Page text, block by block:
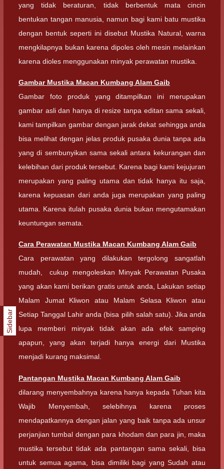
yang tidak beraturan, tidak berbentuk mata cincin
bentukan tangan manusia, namun bagi kami batu mustika
dengan bentuk seperti ini disebut Mustika Natural, warna
mengkilapnya bukan karena dipoles oleh mesin melainkan
karena dioles menggunakan minyak perawatan mustika.
Gambar Mustika Macan Kumbang Alam Gaib
Gambar foto produk yang ditampilkan ini merupakan
gambar asli dan hanya di resize tanpa editan sama sekali,
kami tampilkan gambar dengan jarak dekat sehingga anda
bisa melihat dengan jelas produk pusaka dunia tanpa ada
yang di sembunyikan sama sekali antara kekurangan dan
kelebihan dari produk tersebut. Karena bagi kami kejujuran
merupakan yang paling utama dan tidak hanya itu saja,
karena kepuasan dari anda juga merupakan yang paling
utama. Karena itulah pusaka dunia bukan mengutamakan
keuntungan semata.
Cara Perawatan Mustika Macan Kumbang Alam Gaib
Cara perawatan yang dilakukan tergolong sangatlah
mudah, cukup mengoleskan Minyak Perawatan Pusaka
yang akan kami berikan gratis untuk anda, Lakukan setiap
Malam Jumat Kliwon atau Malam Selasa Kliwon atau
Setiap Tanggal Lahir anda (bisa pilih salah satu). Jika anda
lupa memberi minyak tidak akan ada efek samping
apapun, yang akan terjadi hanya energi dari Mustika
menjadi kurang maksimal.
Pantangan Mustika Macan Kumbang Alam Gaib
dilarang menyembahnya karena hanya kepada Tuhan kita
Wajib Menyembah, selebihnya karena proses
mendapatkannya dengan jalan yang baik tanpa ada unsur
perjanjian tumbal dengan para khodam dan para jin, maka
mustika tersebut tidak ada pantangan sama sekali, bisa
untuk semua agama, bisa dimiliki bagi yang Sudah atau
Sidebar